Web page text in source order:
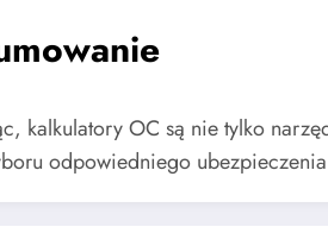
kalkulatory OC są nie tylko
odpowiedniego